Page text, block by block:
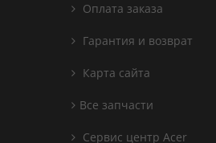
Оплата заказа
Гарантия и возврат
Карта сайта
Все запчасти
Сервис центр Acer